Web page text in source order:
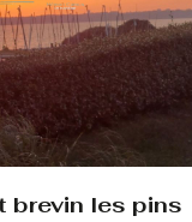
brevin les pins